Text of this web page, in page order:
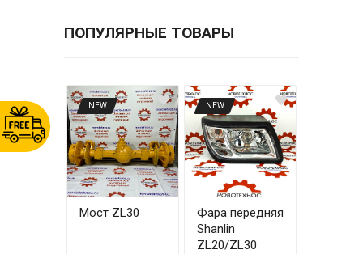
ПОПУЛЯРНЫЕ ТОВАРЫ
NEW
Мост ZL30
NEW
Фара передняя
Shanlin
ZL20/ZL30